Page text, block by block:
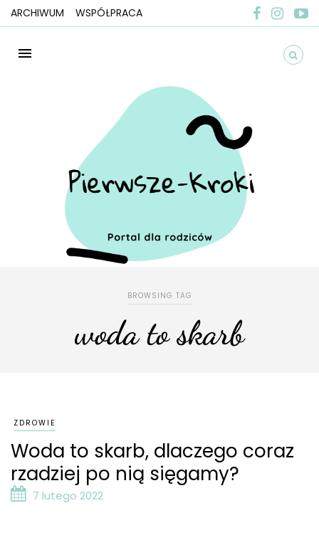
ARCHIWUM WSPÓŁPRACA
BROWSING TAG
woda to skarb
ZDROWIE
Woda to skarb, dlaczego coraz
rzadziej po nią sięgamy?
7 lutego 2022